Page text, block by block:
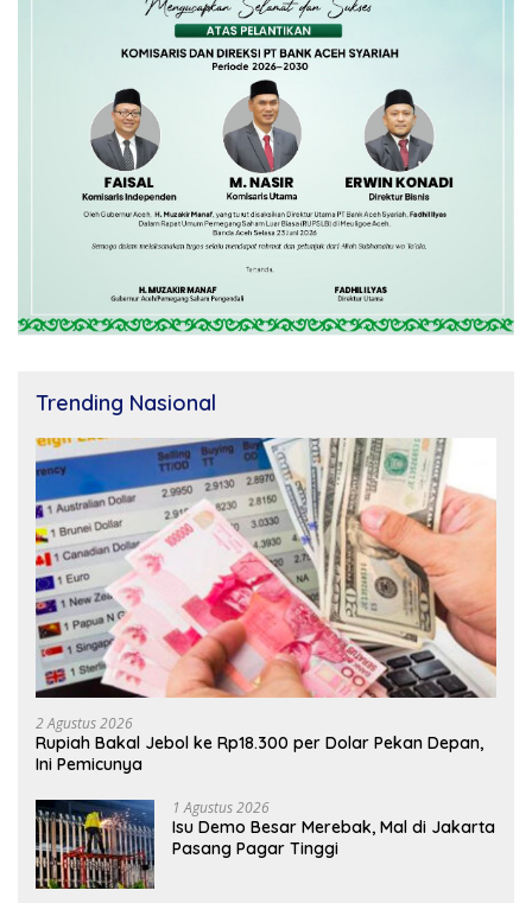
Trending Nasional
2 Agustus 2026
Rupiah Bakal Jebol ke Rp18.300 per Dolar Pekan Depan,
Ini Pemicunya
1 Agustus 2026
Isu Demo Besar Merebak, Mal di Jakarta
Pasang Pagar Tinggi